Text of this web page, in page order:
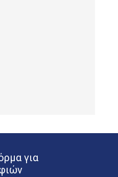
για